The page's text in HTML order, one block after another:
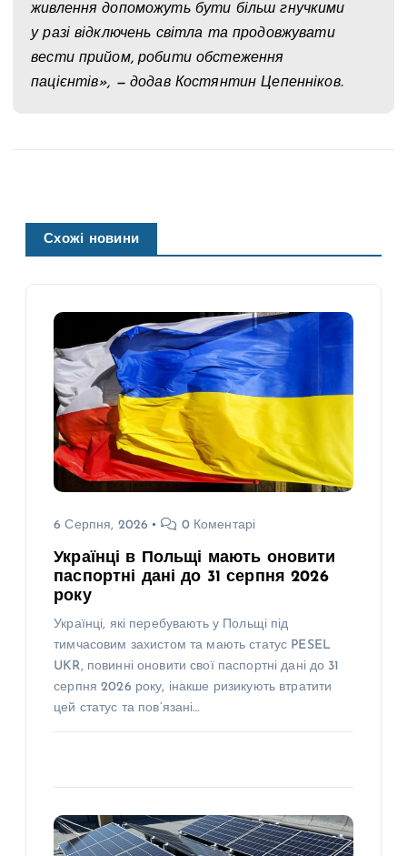
живлення допоможуть бути більш гнучкими
у разі відключень світла та продовжувати
вести прийом, робити обстеження
пацієнтів», — додав Костянтин Цепенніков.
Схожі новини
6 Серпня, 2026 0 Коментарі
Українці в Польщі мають оновити
паспортні дані до 31 серпня 2026
року
Українці, які перебувають у Польщі під
тимчасовим захистом та мають статус PESEL
UKR, повинні оновити свої паспортні дані до 31
серпня 2026 року, інакше ризикують втратити
цей статус та пов’язані…